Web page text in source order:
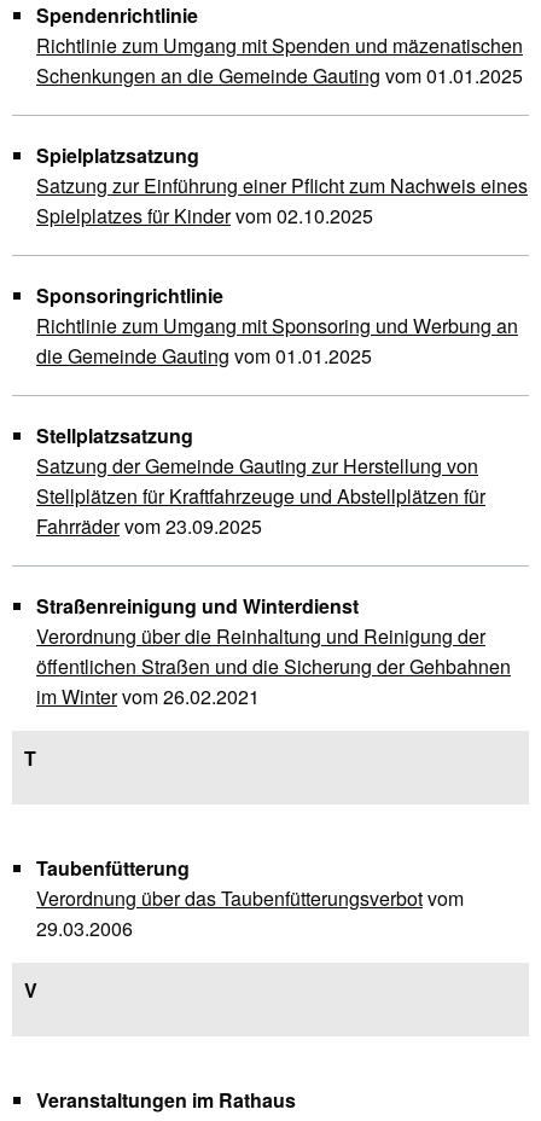
Spendenrichtlinie
Richtlinie zum Umgang mit Spenden und mäzenatischen
Schenkungen an die Gemeinde Gauting vom 01.01.2025
Spielplatzsatzung
Satzung zur Einführung einer Pflicht zum Nachweis eines
Spielplatzes für Kindervom 02.10.2025
Sponsoringrichtlinie
Richtlinie zum Umgang mit Sponsoring und Werbung an
die Gemeinde Gauting vom 01.01.2025
Stellplatzsatzung
Satzung der Gemeinde Gauting zur Herstellung von
Stellplätzen für Kraftfahrzeuge und Abstellplätzen für
Fahrrädervom 23.09.2025
Straßenreinigung und Winterdienst
Verordnung über die Reinhaltung und Reinigung der
öffentlichen Straßen und die Sicherung der Gehbahnen
im Wintervom 26.02.2021
T
Taubenfütterung
Verordnung über das Taubenfütterungsverbotvom
29.03.2006
V
Veranstaltungen im Rathaus